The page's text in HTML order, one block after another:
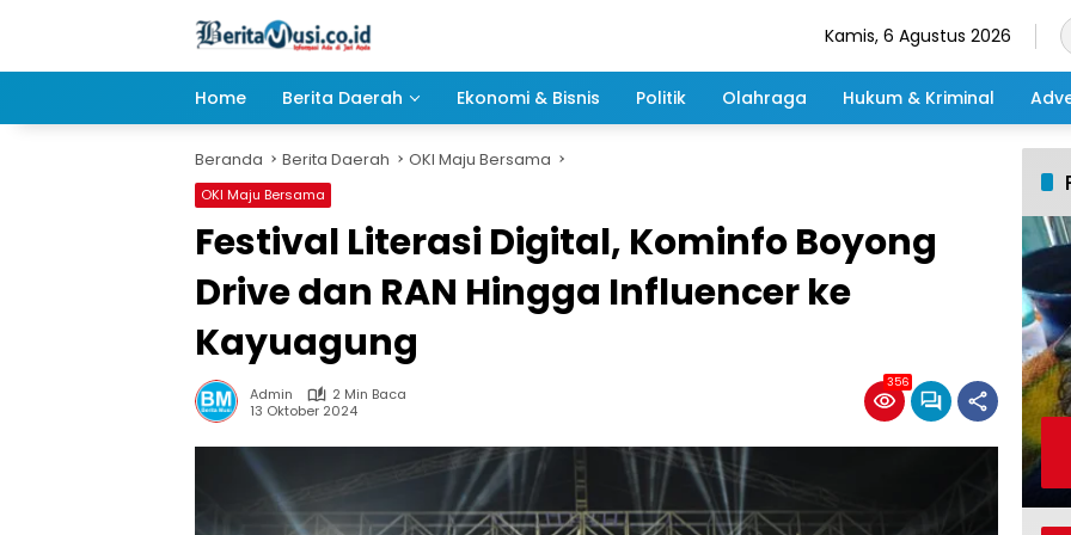
Kamis, 6 Agustus 2026
Home Berita Daerah Ekonomi & Bisnis Politik Olahraga Hukum & Kriminal
Beranda Berita Daerah OKI Maju Bersama
OKI Maju Bersama
Festival Literasi Digital, Kominfo Boyong
Drive dan RAN Hingga Influencer ke
Kayuagung
Admin
2 Min Baca
13 Oktober 2024
356